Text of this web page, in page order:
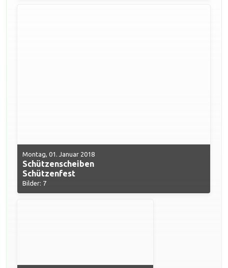
Montag, 01. Januar 2018
Schützenscheiben
Schützenfest
Bilder: 7